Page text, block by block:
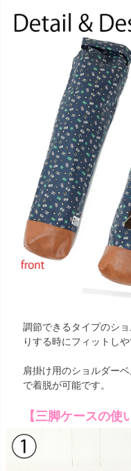
調節できるタイプのシ
りする時にフィットしや
肩掛け用のショルダー
で着脱が可能です。
【三脚ケースの使